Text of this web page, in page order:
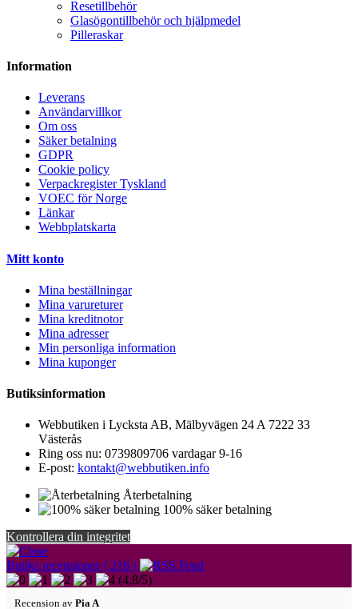
Resetillbehör
Glasögontillbehör och hjälpmedel
Pilleraskar
Information
Leverans
Användarvillkor
Om oss
Säker betalning
GDPR
Cookie policy
Verpackregister Tyskland
VOEC för Norge
Länkar
Webbplatskarta
Mitt konto
Mina beställningar
Mina varureturer
Mina kreditnotor
Mina adresser
Min personliga information
Mina kuponger
Butiksinformation
Webbutiken i Lycksta AB, Mälbyvägen 24 A 7222 33
Västerås
Ring oss nu: 0739809706 vardagar 9-16
E-post: kontakt@webbutiken.info
Återbetalning
100% säker betalning
Kontrollera din integritet
Butiks recensioner ( 216 )
(4,8/5)
Recension av Pia A